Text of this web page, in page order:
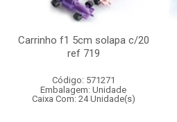
Carrinho f1 5cm solapa c/20
ref 719
Código: 571271
Embalagem: Unidade
Caixa Com: 24 Unidade(s)